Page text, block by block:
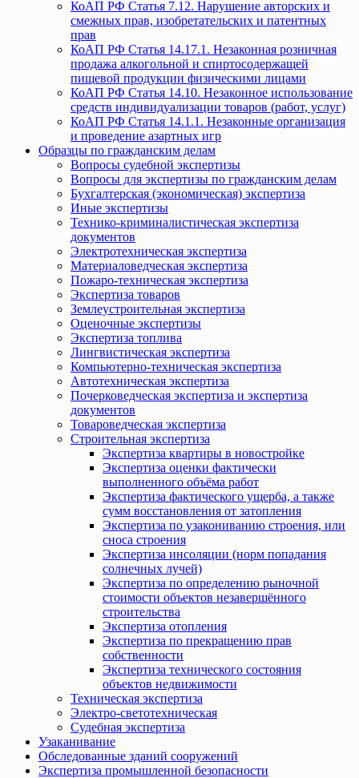
КоАП РФ Статья 7.12. Нарушение авторских и
смежных прав, изобретательских и патентных
прав
КоАП РФ Статья 14.17.1. Незаконная розничная
продажа алкогольной и спиртосодержащей
пищевой продукции физическими лицами
КоАП РФ Статья 14.10. Незаконное использование
средств индивидуализации товаров (работ, услуг)
КоАП РФ Статья 14.1.1. Незаконные организация
и проведение азартных игр
Образцы по гражданским делам
Вопросы судебной экспертизы
Вопросы для экспертизы по гражданским делам
Бухгалтерская (экономическая) экспертиза
Иные экспертизы
Технико-криминалистическая экспертиза
документов
Электротехническая экспертиза
Материаловедческая экспертиза
Пожаро-техническая экспертиза
Экспертиза товаров
Землеустроительная экспертиза
Оценочные экспертизы
Экспертиза топлива
Лингвистическая экспертиза
Компьютерно-техническая экспертиза
Автотехническая экспертиза
Почерковедческая экспертиза и экспертиза
документов
Товароведческая экспертиза
Строительная экспертиза
Экспертиза квартиры в новостройке
Экспертиза оценки фактически
выполненного объёма работ
Экспертиза фактического ущерба, а также
сумм восстановления от затопления
Экспертиза по узакониванию строения, или
сноса строения
Экспертиза инсоляции (норм попадания
солнечных лучей)
Экспертиза по определению рыночной
стоимости объектов незавершённого
строительства
Экспертиза отопления
Экспертиза по прекращению прав
собственности
Экспертиза технического состояния
объектов недвижимости
Техническая экспертиза
Электро-светотехническая
Судебная экспертиза
Узаканивание
Обследованные зданий сооружений
Экспертиза промышленной безопасности